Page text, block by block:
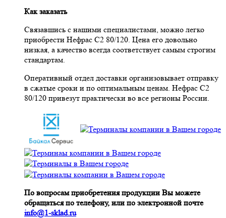
Как заказать
Связавшись с нашими специалистами, можно легко
приобрести Нефрас С2 80/120. Цена его довольно
низкая, а качество всегда соответствует самым строгим
стандартам.
Оперативный отдел доставки организовывает отправку
в сжатые сроки и по оптимальным ценам. Нефрас С2
80/120 привезут практически во все регионы России.
По вопросам приобретения продукции Вы можете
обращаться по телефону, или по электронной почте
info@1-sklad.ru